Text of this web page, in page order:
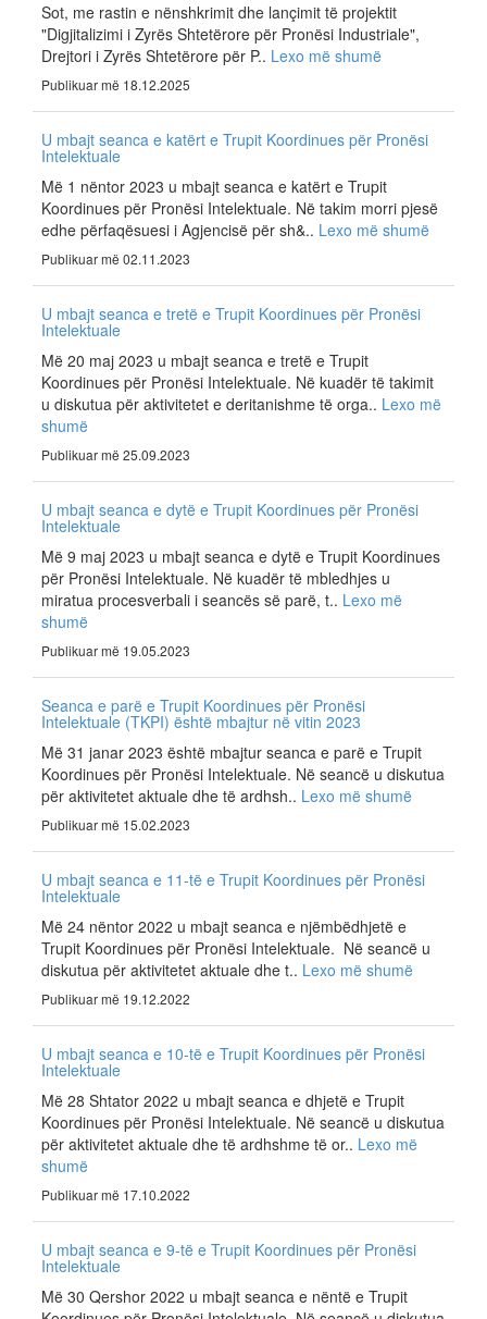
Sot, me rastin e nënshkrimit dhe lançimit të projektit
"Digjitalizimi i Zyrës Shtetërore për Pronësi Industriale",
Drejtori i Zyrës Shtetërore për P.. Lexo më shumë
Publikuar më 18.12.2025
U mbajt seanca e katërt e Trupit Koordinues për Pronësi
Intelektuale
Më 1 nëntor 2023 u mbajt seanca e katërt e Trupit
Koordinues për Pronësi Intelektuale. Në takim morri pjesë
edhe përfaqësuesi i Agjencisë për sh&.. Lexo më shumë
Publikuar më 02.11.2023
U mbajt seanca e tretë e Trupit Koordinues për Pronësi
Intelektuale
Më 20 maj 2023 u mbajt seanca e tretë e Trupit
Koordinues për Pronësi Intelektuale. Në kuadër të takimit
u diskutua për aktivitetet e deritanishme të orga.. Lexo më
shumë
Publikuar më 25.09.2023
U mbajt seanca e dytë e Trupit Koordinues për Pronësi
Intelektuale
Më 9 maj 2023 u mbajt seanca e dytë e Trupit Koordinues
për Pronësi Intelektuale. Në kuadër të mbledhjes u
miratua procesverbali i seancës së parë, t.. Lexo më
shumë
Publikuar më 19.05.2023
Seanca e parë e Trupit Koordinues për Pronësi
Intelektuale (TKPI) është mbajtur në vitin 2023
Më 31 janar 2023 është mbajtur seanca e parë e Trupit
Koordinues për Pronësi Intelektuale. Në seancë u diskutua
për aktivitetet aktuale dhe të ardhsh.. Lexo më shumë
Publikuar më 15.02.2023
U mbajt seanca e 11-të e Trupit Koordinues për Pronësi
Intelektuale
Më 24 nëntor 2022 u mbajt seanca e njëmbëdhjetë e
Trupit Koordinues për Pronësi Intelektuale. Në seancë u
diskutua për aktivitetet aktuale dhe t.. Lexo më shumë
Publikuar më 19.12.2022
U mbajt seanca e 10-të e Trupit Koordinues për Pronësi
Intelektuale
Më 28 Shtator 2022 u mbajt seanca e dhjetë e Trupit
Koordinues për Pronësi Intelektuale. Në seancë u diskutua
për aktivitetet aktuale dhe të ardhshme të or.. Lexo më
shumë
Publikuar më 17.10.2022
U mbajt seanca e 9-të e Trupit Koordinues për Pronësi
Intelektuale
Më 30 Qershor 2022 u mbajt seanca e nëntë e Trupit